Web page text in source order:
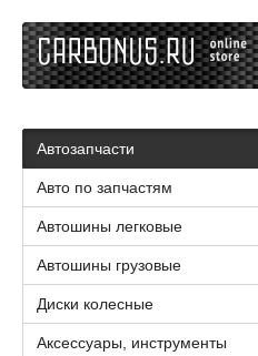
Автозапчасти
Авто по запчастям
Автошины легковые
Автошины грузовые
Диски колесные
Аксессуары, инструменты